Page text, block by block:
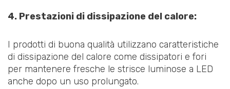
4. Prestazioni di dissipazione del calore:
I prodotti di buona qualità utilizzano caratteristiche
di dissipazione del calore come dissipatori e fori
per mantenere fresche le strisce luminose a LED
anche dopo un uso prolungato.